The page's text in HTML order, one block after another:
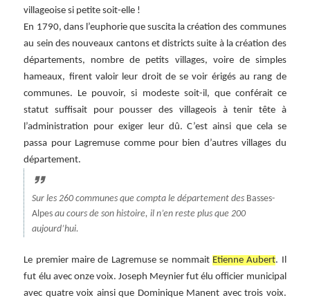
villageoise si petite soit-elle !
En 1790, dans l’euphorie que suscita la création des communes
au sein des nouveaux cantons et districts suite à la création des
départements, nombre de petits villages, voire de simples
hameaux, firent valoir leur droit de se voir érigés au rang de
communes. Le pouvoir, si modeste soit-il, que conférait ce
statut suffisait pour pousser des villageois à tenir tête à
l’administration pour exiger leur dû. C’est ainsi que cela se
passa pour Lagremuse comme pour bien d’autres villages du
département.
Sur les 260 communes que compta le département des Basses-
Alpesau cours de son histoire, il n’en reste plus que 200
aujourd’hui.
Le premier maire de Lagremuse se nommait Etienne Aubert. Il
fut élu avec onze voix. Joseph Meynier fut élu officier municipal
avec quatre voix ainsi que Dominique Manent avec trois voix.